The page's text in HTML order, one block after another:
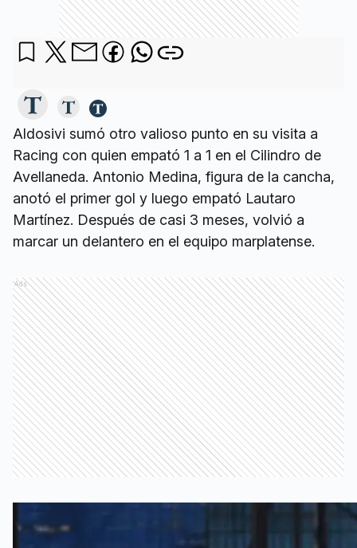
Aldosivi sumó otro valioso punto en su visita a
Racing con quien empató 1 a 1 en el Cilindro de
Avellaneda. Antonio Medina, figura de la cancha,
anotó el primer gol y luego empató Lautaro
Martínez. Después de casi 3 meses, volvió a
marcar un delantero en el equipo marplatense.
Ads